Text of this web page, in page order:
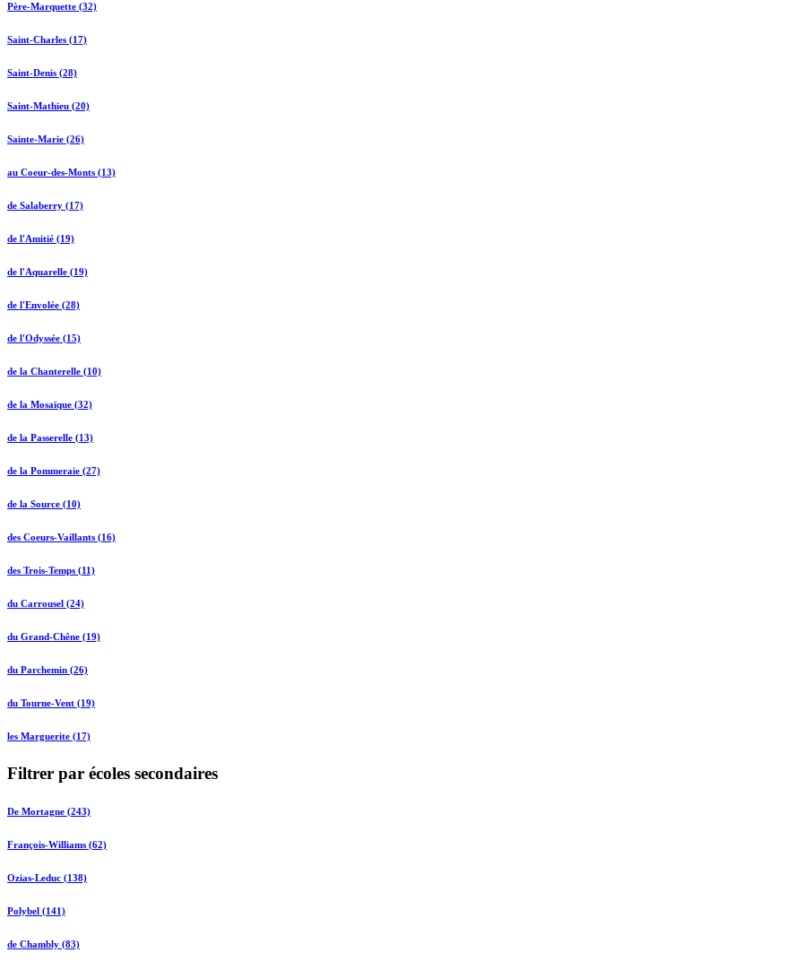
Père-Marquette (32)
Saint-Charles (17)
Saint-Denis (28)
Saint-Mathieu (20)
Sainte-Marie (26)
au Coeur-des-Monts (13)
de Salaberry (17)
de l'Amitié (19)
de l'Aquarelle (19)
de l'Envolée (28)
de l'Odyssée (15)
de la Chanterelle (10)
de la Mosaïque (32)
de la Passerelle (13)
de la Pommeraie (27)
de la Source (10)
des Coeurs-Vaillants (16)
des Trois-Temps (11)
du Carrousel (24)
du Grand-Chêne (19)
du Parchemin (26)
du Tourne-Vent (19)
les Marguerite (17)
Filtrer par écoles secondaires
De Mortagne (243)
François-Williams (62)
Ozias-Leduc (138)
Polybel (141)
de Chambly (83)